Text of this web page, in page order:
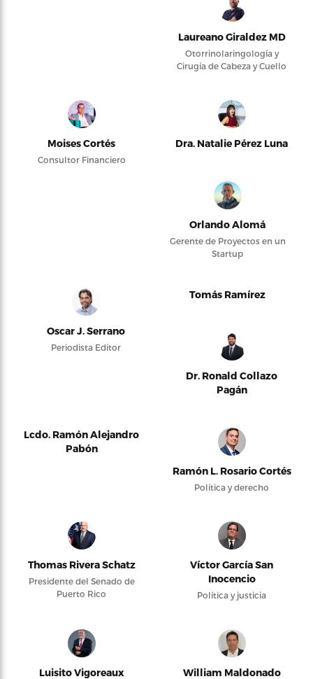
Laureano Giraldez MD
Otorrinolaringología y
Cirugía de Cabeza y Cuello
Moises Cortés
Consultor Financiero
Dra. Natalie Pérez Luna
Orlando Alomá
Gerente de Proyectos en un
Startup
Oscar J. Serrano
Periodista Editor
Tomás Ramírez
Dr. Ronald Collazo
Pagán
Lcdo. Ramón Alejandro
Pabón
Ramón L. Rosario Cortés
Política y derecho
Thomas Rivera Schatz
Presidente del Senado de
Puerto Rico
Víctor García San
Inocencio
Política y justicia
Luisito Vigoreaux William Maldonado